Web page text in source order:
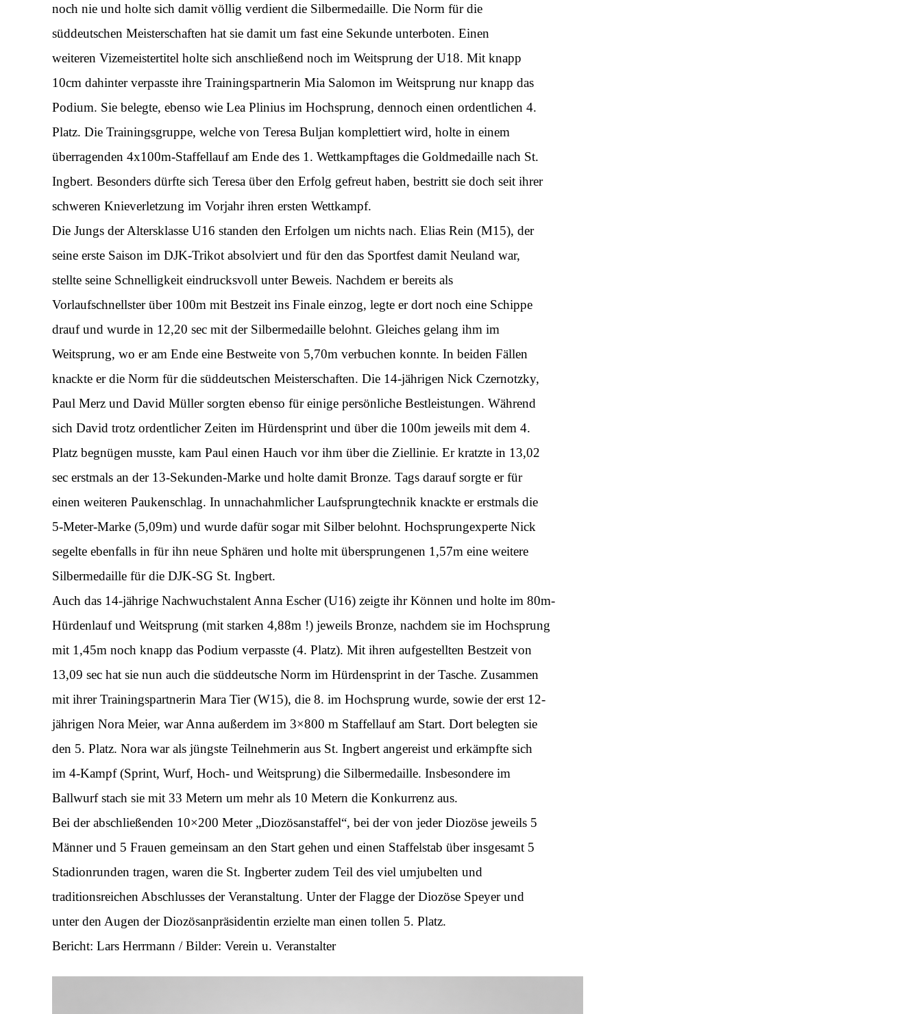
noch nie und holte sich damit völlig verdient die Silbermedaille. Die Norm für die
süddeutschen Meisterschaften hat sie damit um fast eine Sekunde unterboten. Einen
weiteren Vizemeistertitel holte sich anschließend noch im Weitsprung der U18. Mit knapp
10cm dahinter verpasste ihre Trainingspartnerin Mia Salomon im Weitsprung nur knapp das
Podium. Sie belegte, ebenso wie Lea Plinius im Hochsprung, dennoch einen ordentlichen 4.
Platz. Die Trainingsgruppe, welche von Teresa Buljan komplettiert wird, holte in einem
überragenden 4x100m-Staffellauf am Ende des 1. Wettkampftages die Goldmedaille nach St.
Ingbert. Besonders dürfte sich Teresa über den Erfolg gefreut haben, bestritt sie doch seit ihrer
schweren Knieverletzung im Vorjahr ihren ersten Wettkampf.
Die Jungs der Altersklasse U16 standen den Erfolgen um nichts nach. Elias Rein (M15), der
seine erste Saison im DJK-Trikot absolviert und für den das Sportfest damit Neuland war,
stellte seine Schnelligkeit eindrucksvoll unter Beweis. Nachdem er bereits als
Vorlaufschnellster über 100m mit Bestzeit ins Finale einzog, legte er dort noch eine Schippe
drauf und wurde in 12,20 sec mit der Silbermedaille belohnt. Gleiches gelang ihm im
Weitsprung, wo er am Ende eine Bestweite von 5,70m verbuchen konnte. In beiden Fällen
knackte er die Norm für die süddeutschen Meisterschaften. Die 14-jährigen Nick Czernotzky,
Paul Merz und David Müller sorgten ebenso für einige persönliche Bestleistungen. Während
sich David trotz ordentlicher Zeiten im Hürdensprint und über die 100m jeweils mit dem 4.
Platz begnügen musste, kam Paul einen Hauch vor ihm über die Ziellinie. Er kratzte in 13,02
sec erstmals an der 13-Sekunden-Marke und holte damit Bronze. Tags darauf sorgte er für
einen weiteren Paukenschlag. In unnachahmlicher Laufsprungtechnik knackte er erstmals die
5-Meter-Marke (5,09m) und wurde dafür sogar mit Silber belohnt. Hochsprungexperte Nick
segelte ebenfalls in für ihn neue Sphären und holte mit übersprungenen 1,57m eine weitere
Silbermedaille für die DJK-SG St. Ingbert.
Auch das 14-jährige Nachwuchstalent Anna Escher (U16) zeigte ihr Können und holte im 80m-
Hürdenlauf und Weitsprung (mit starken 4,88m !) jeweils Bronze, nachdem sie im Hochsprung
mit 1,45m noch knapp das Podium verpasste (4. Platz). Mit ihren aufgestellten Bestzeit von
13,09 sec hat sie nun auch die süddeutsche Norm im Hürdensprint in der Tasche. Zusammen
mit ihrer Trainingspartnerin Mara Tier (W15), die 8. im Hochsprung wurde, sowie der erst 12-
jährigen Nora Meier, war Anna außerdem im 3×800 m Staffellauf am Start. Dort belegten sie
den 5. Platz. Nora war als jüngste Teilnehmerin aus St. Ingbert angereist und erkämpfte sich
im 4-Kampf (Sprint, Wurf, Hoch- und Weitsprung) die Silbermedaille. Insbesondere im
Ballwurf stach sie mit 33 Metern um mehr als 10 Metern die Konkurrenz aus.
Bei der abschließenden 10×200 Meter „Diozösanstaffel“, bei der von jeder Diozöse jeweils 5
Männer und 5 Frauen gemeinsam an den Start gehen und einen Staffelstab über insgesamt 5
Stadionrunden tragen, waren die St. Ingberter zudem Teil des viel umjubelten und
traditionsreichen Abschlusses der Veranstaltung. Unter der Flagge der Diozöse Speyer und
unter den Augen der Diozösanpräsidentin erzielte man einen tollen 5. Platz.
Bericht: Lars Herrmann / Bilder: Verein u. Veranstalter